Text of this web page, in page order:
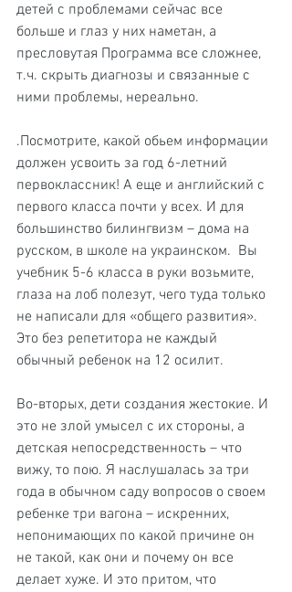
детей с проблемами сейчас все
больше и глаз у них наметан, а
пресловутая Программа все сложнее,
т.ч. скрыть диагнозы и связанные с
ними проблемы, нереально.
.Посмотрите, какой обьем информации
должен усвоить за год 6-летний
первоклассник! А еще и английский с
первого класса почти у всех. И для
большинство билингвизм – дома на
русском, в школе на украинском.  Вы
учебник 5-6 класса в руки возьмите,
глаза на лоб полезут, чего туда только
не написали для «общего развития».
Это без репетитора не каждый
обычный ребенок на 12 осилит.
Во-вторых, дети создания жестокие. И
это не злой умысел с их стороны, а
детская непосредственность – что
вижу, то пою. Я наслушалась за три
года в обычном саду вопросов о своем
ребенке три вагона – искренних,
непонимающих по какой причине он
не такой, как они и почему он все
делает хуже. И это притом, что